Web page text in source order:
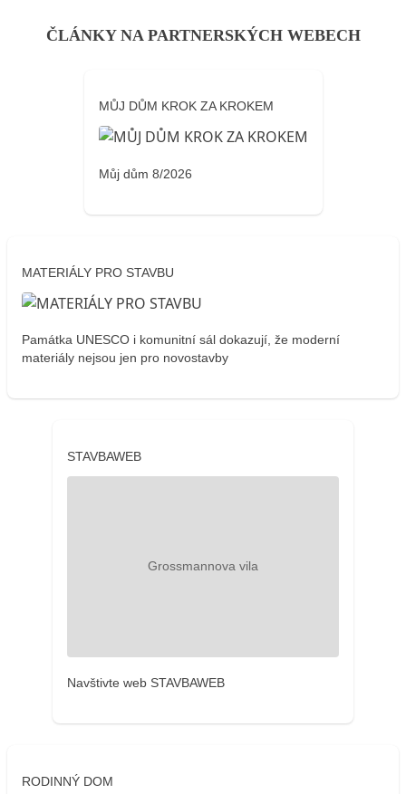
ČLÁNKY NA PARTNERSKÝCH WEBECH
MŮJ DŮM KROK ZA KROKEM
Můj dům 8/2026
MATERIÁLY PRO STAVBU
Památka UNESCO i komunitní sál dokazují, že moderní
materiály nejsou jen pro novostavby
STAVBAWEB
Navštivte web STAVBAWEB
RODINNÝ DOM